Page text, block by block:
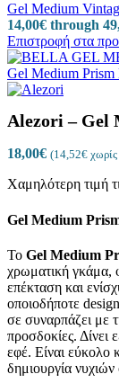
Gel Medium
14,00€ through
Επιστροφή στα
Gel Medium Prism
Alezori – Gel
18,00€ (14,52€
Χαμηλότερη τιμή
Gel Medium
Το Gel Medium
χρωματική γκάμα,
επέκταση και
οποιοδήποτε
σε συναρπάζει με
προσδοκίες. Δίνει
εφέ. Είναι εύκολο
δημιουργία